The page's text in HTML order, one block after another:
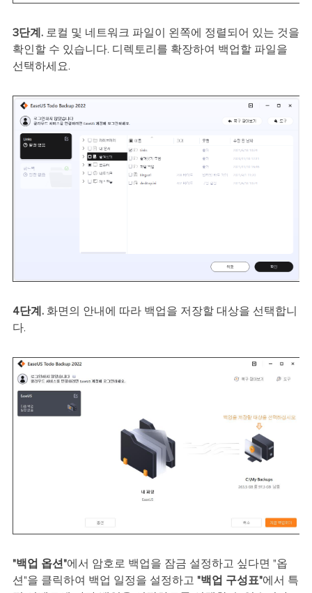
3단계. 로컬 및 네트워크 파일이 왼쪽에 정렬되어 있는 것을
확인할 수 있습니다. 디렉토리를 확장하여 백업할 파일을
선택하세요.
4단계. 화면의 안내에 따라 백업을 저장할 대상을 선택합니
다.
"백업 옵션"에서 암호로 백업을 잠금 설정하고 싶다면 "옵
션"을 클릭하여 백업 일정을 설정하고 "백업 구성표"에서 특